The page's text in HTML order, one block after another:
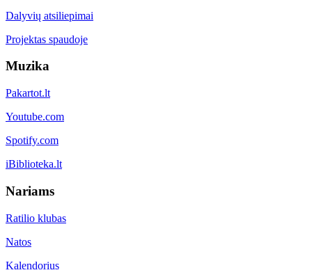
Dalyvių atsiliepimai
Projektas spaudoje
Muzika
Pakartot.lt
Youtube.com
Spotify.com
iBiblioteka.lt
Nariams
Ratilio klubas
Natos
Kalendorius